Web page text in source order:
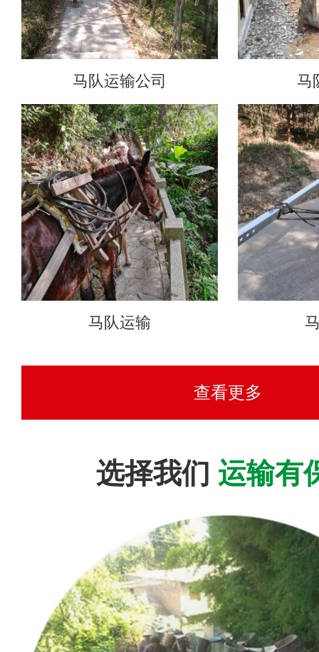
马队运输公司 马
马队运输
查看更多
选择我们 运输有